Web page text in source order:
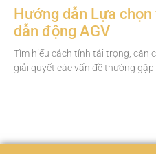
Hướng dẫn Lựa
dẫn động AGV
Tìm hiểu cách tính tải trọng, căn
giải quyết các vấn đề thường gặp